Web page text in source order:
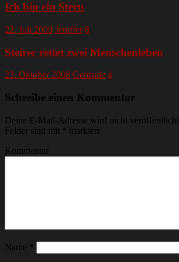
Ich bin ein Stern
22. Juli 2009 Jeniffer 8
Steirer rettet zwei Menschenleben
23. Oktober 2008 Gertrude 4
Schreibe einen Kommentar
Deine E-Mail-Adresse wird nicht veröffentlicht.
Felder sind mit
markiert
Kommentar
Name